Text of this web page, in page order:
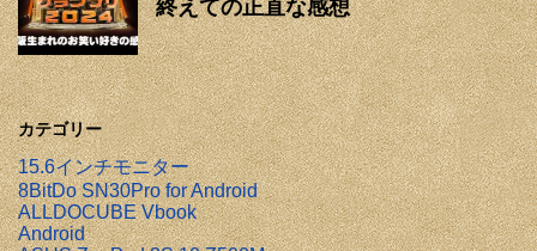
終えての正直な感想
カテゴリー
15.6インチモニター
8BitDo SN30Pro for Android
ALLDOCUBE Vbook
Android